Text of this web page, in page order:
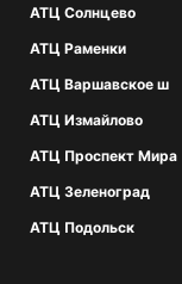
АТЦ Солнцево
АТЦ Раменки
АТЦ Варшавское ш
АТЦ Измайлово
АТЦ Проспект Мира
АТЦ Зеленоград
АТЦ Подольск